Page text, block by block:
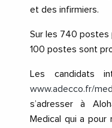
et des infirmiers.
Sur les 740 postes
100 postes sont
Les candidats
www.adecco.fr/
s’adresser à
Medical qui a pour